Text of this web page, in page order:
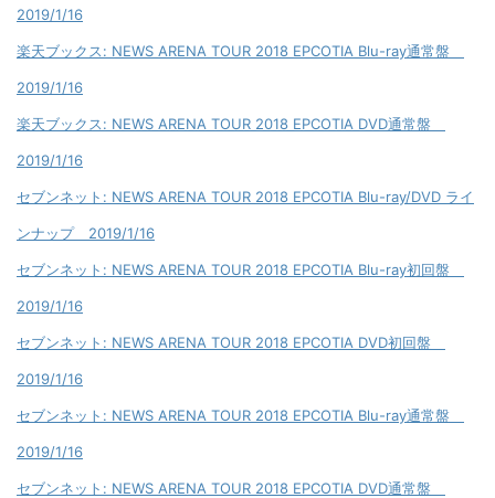
2019/1/16
楽天ブックス: NEWS ARENA TOUR 2018 EPCOTIA Blu-ray通常盤
2019/1/16
楽天ブックス: NEWS ARENA TOUR 2018 EPCOTIA DVD通常盤
2019/1/16
セブンネット: NEWS ARENA TOUR 2018 EPCOTIA Blu-ray/DVD ライ
ンナップ 2019/1/16
セブンネット: NEWS ARENA TOUR 2018 EPCOTIA Blu-ray初回盤
2019/1/16
セブンネット: NEWS ARENA TOUR 2018 EPCOTIA DVD初回盤
2019/1/16
セブンネット: NEWS ARENA TOUR 2018 EPCOTIA Blu-ray通常盤
2019/1/16
セブンネット: NEWS ARENA TOUR 2018 EPCOTIA DVD通常盤